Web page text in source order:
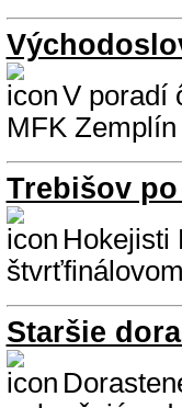
V poradí
MFK
Trebišov
Hokejisti
Staršie